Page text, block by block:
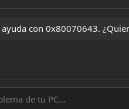
ayuda con 0x80070643.